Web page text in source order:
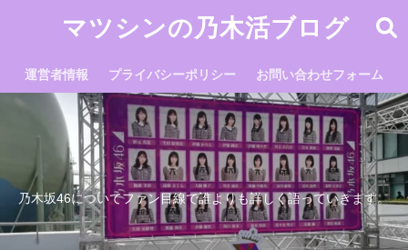
マツシンの乃木活ブログ
運営者情報 プライバシーポリシー お問い合わせフォーム
乃木坂46についてファン目線で誰よりも詳しく語っていきます。